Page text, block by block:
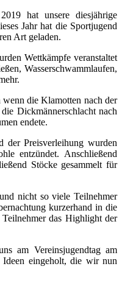
hat unsere diesjährige
Jahr hat die Sportjugend
Art geladen.
Wettkämpfe veranstaltet
Wasserschwammlaufen,
die Klamotten nach der
Dickmännerschlacht nach
endete.
der Preisverleihung wurden
entzündet. Anschließend
Stöcke gesammelt für
nicht so viele Teilnehmer
kurzerhand in die
das Highlight der
am Vereinsjugendtag am
eingeholt, die wir nun